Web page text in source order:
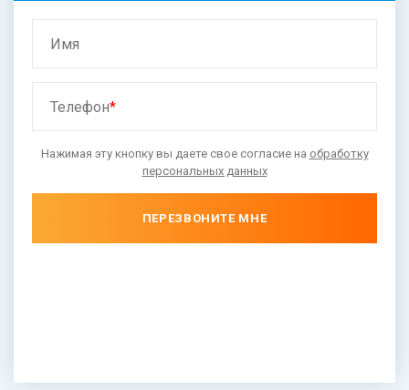
Имя
Телефон*
Нажимая эту кнопку вы даете свое согласие на обработку
персональных данных
ПЕРЕЗВОНИТЕ МНЕ